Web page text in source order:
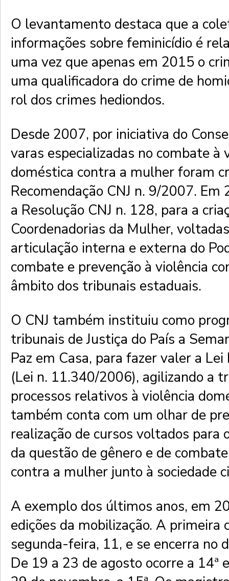
O levantamento destaca que a
informações sobre feminicídio é
uma vez que apenas em 2015 o
uma qualificadora do crime de
rol dos crimes hediondos.
Desde 2007, por iniciativa do
varas especializadas no combate à
doméstica contra a mulher foram
Recomendação CNJ n. 9/2007.
a Resolução CNJ n. 128, para a
Coordenadorias da Mulher,
articulação interna e externa do
combate e prevenção à violência
âmbito dos tribunais estaduais.
O CNJ também instituiu como
tribunais de Justiça do País a
Paz em Casa, para fazer valer a
(Lei n. 11.340/2006), agilizando a
processos relativos à violência
também conta com um olhar de
realização de cursos voltados
da questão de gênero e de
contra a mulher junto à sociedade
A exemplo dos últimos anos, em
edições da mobilização. A primeira
segunda-feira, 11, e se encerra no
De 19 a 23 de agosto ocorre a 14ª